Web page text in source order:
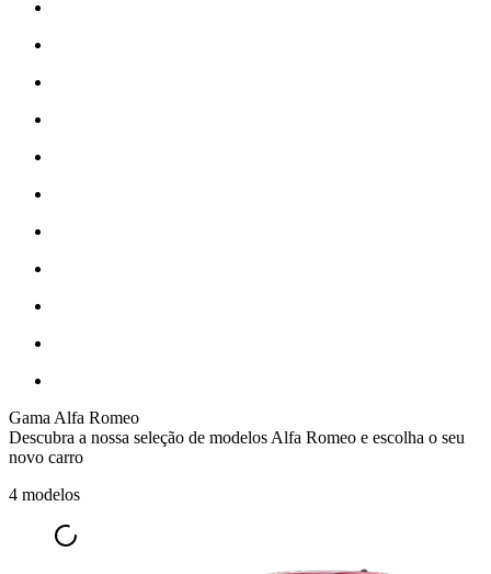
Gama Alfa Romeo
Descubra a nossa seleção de modelos Alfa Romeo e escolha o seu
novo carro
4 modelos